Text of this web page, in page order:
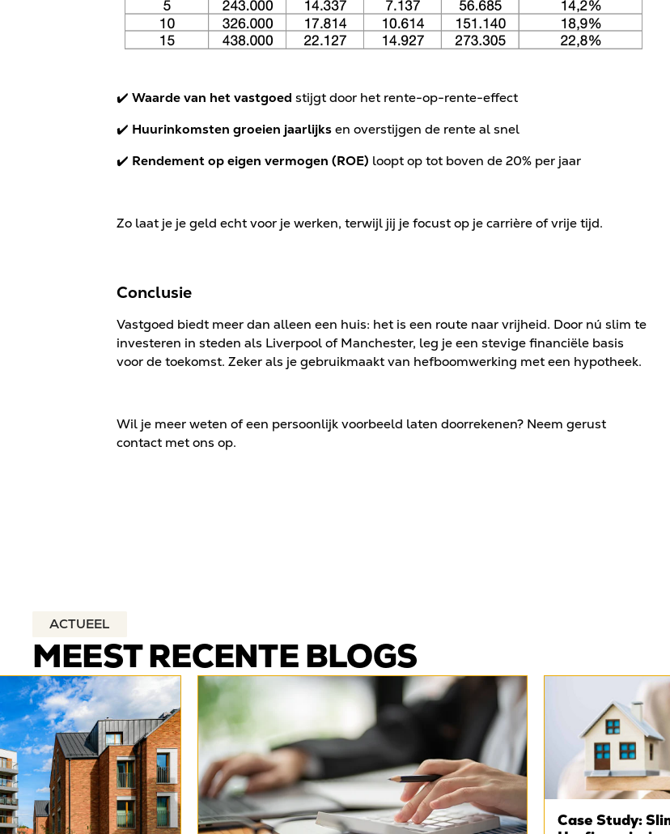
✔️ Waarde van het vastgoed stijgt door het rente-op-rente-effect
✔️ Huurinkomsten groeien jaarlijksen overstijgen de rente al snel
✔️ Rendement op eigen vermogen (ROE) loopt op tot boven de 20% per jaar
Zo laat je je geld echt voor je werken, terwijl jij je focust op je carrière of vrije tijd.
Conclusie
Vastgoed biedt meer dan alleen een huis: het is een route naar vrijheid. Door nú slim te
investeren in steden als Liverpool of Manchester, leg je een stevige financiële basis
voor de toekomst. Zeker als je gebruikmaakt van hefboomwerking met een hypotheek.
Wil je meer weten of een persoonlijk voorbeeld laten doorrekenen? Neem gerust
contact met ons op.
ACTUEEL
MEEST RECENTE BLOGS
Case Study: